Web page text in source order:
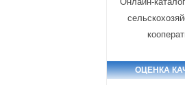
ОЦЕНКА